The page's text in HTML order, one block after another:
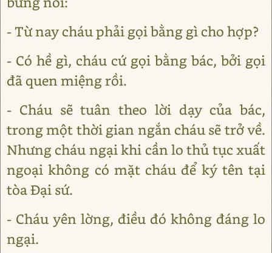
- Từ nay cháu phải gọi bằng gì cho hợp?
- Có hề gì, cháu cứ gọi bằng bác, bởi gọi
đã quen miệng rồi.
- Cháu sẽ tuân theo lời dạy của bác,
trong một thời gian ngắn cháu sẽ trở về.
Nhưng cháu ngại khi cần lo thủ tục xuất
ngoại không có mặt cháu để ký tên tại
tòa Đại sứ.
- Cháu yên lờng, điều đó không đáng lo
ngại.